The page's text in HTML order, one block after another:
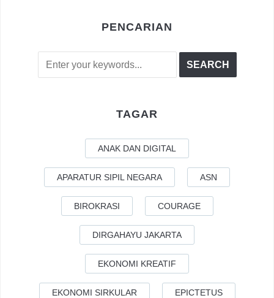
PENCARIAN
TAGAR
ANAK DAN DIGITAL
APARATUR SIPIL NEGARA ASN
BIROKRASI COURAGE
DIRGAHAYU JAKARTA
EKONOMI KREATIF
EKONOMI SIRKULAR EPICTETUS